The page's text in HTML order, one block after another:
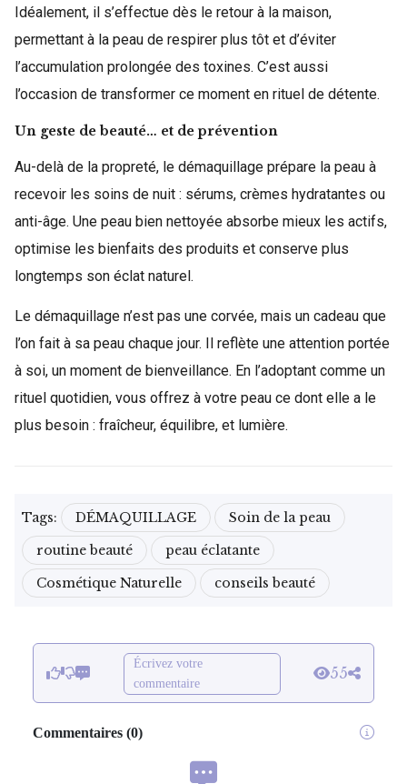
Idéalement, il s’effectue dès le retour à la maison,
permettant à la peau de respirer plus tôt et d’éviter
l’accumulation prolongée des toxines. C’est aussi
l’occasion de transformer ce moment en rituel de détente.
Un geste de beauté… et de prévention
Au-delà de la propreté, le démaquillage prépare la peau à
recevoir les soins de nuit : sérums, crèmes hydratantes ou
anti-âge. Une peau bien nettoyée absorbe mieux les actifs,
optimise les bienfaits des produits et conserve plus
longtemps son éclat naturel.
Le démaquillage n’est pas une corvée, mais un cadeau que
l’on fait à sa peau chaque jour. Il reflète une attention portée
à soi, un moment de bienveillance. En l’adoptant comme un
rituel quotidien, vous offrez à votre peau ce dont elle a le
plus besoin : fraîcheur, équilibre, et lumière.
Tags: DÉMAQUILLAGE
Soin de la peau
routine beauté
peau éclatante
Cosmétique Naturelle
conseils beauté
Écrivez votre
commentaire
55
Commentaires (0)